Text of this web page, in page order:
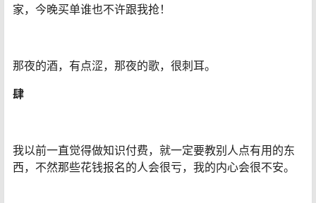
家，今晚买单谁也不许跟我抢！
那夜的酒，有点涩，那夜的歌，很刺耳。
肆
我以前一直觉得做知识付费，就一定要教别人点有用的东
西，不然那些花钱报名的人会很亏，我的内心会很不安。